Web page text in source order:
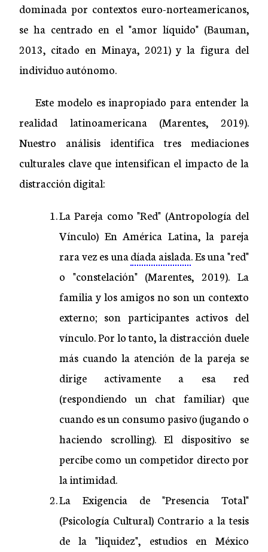
dominada por contextos euro-norteamericanos,
se ha centrado en el "amor líquido" (Bauman,
2013, citado en Minaya, 2021) y la figura del
individuo autónomo.
Este modelo es inapropiado para entender la
realidad latinoamericana (Marentes, 2019).
Nuestro análisis identifica tres mediaciones
culturales clave que intensifican el impacto de la
distracción digital:
La Pareja como "Red" (Antropología del
Vínculo) En América Latina, la pareja
rara vez es unadíada aislada. Es una "red"
o "constelación" (Marentes, 2019). La
familia y los amigos no son un contexto
externo; son participantes activos del
vínculo. Por lo tanto, la distracción duele
más cuando la atención de la pareja se
dirige activamente a esa red
(respondiendo un chat familiar) que
cuando es un consumo pasivo (jugando o
haciendo scrolling). El dispositivo se
percibe como un competidor directo por
la intimidad.
La Exigencia de "Presencia Total"
(Psicología Cultural) Contrario a la tesis
de la "liquidez", estudios en México